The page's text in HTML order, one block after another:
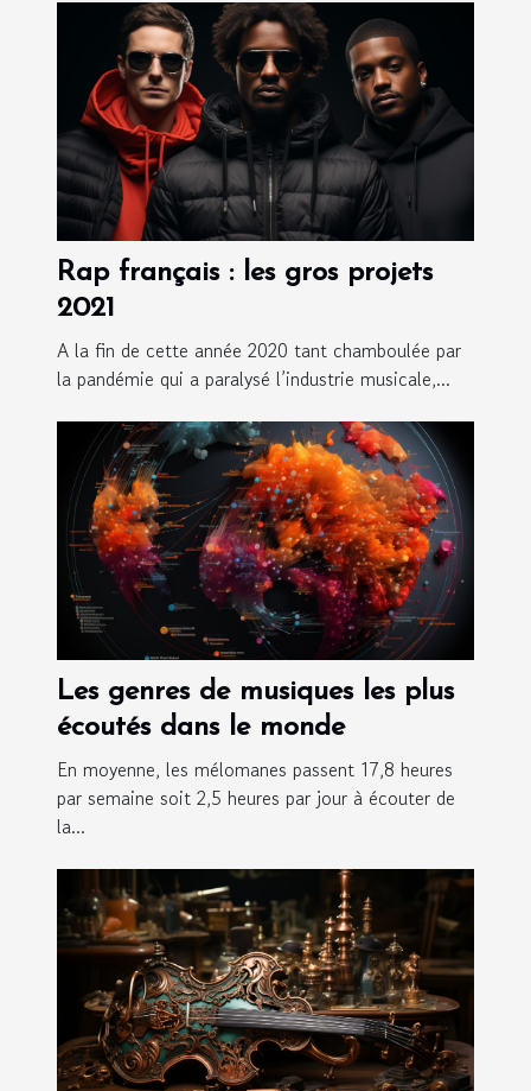
Rap français : les gros projets
2021
A la fin de cette année 2020 tant chamboulée par
la pandémie qui a paralysé l’industrie musicale,...
Les genres de musiques les plus
écoutés dans le monde
En moyenne, les mélomanes passent 17,8 heures
par semaine soit 2,5 heures par jour à écouter de
la...